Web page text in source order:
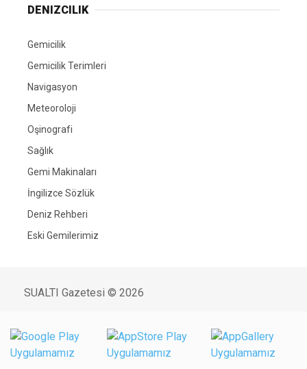
DENIZCILIK
Gemicilik
Gemicilik Terimleri
Navigasyon
Meteoroloji
Oşinografi
Sağlık
Gemi Makinaları
İngilizce Sözlük
Deniz Rehberi
Eski Gemilerimiz
SUALTI Gazetesi © 2026